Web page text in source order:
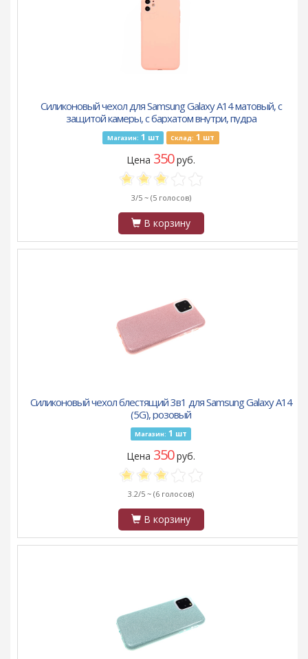
Силиконовый чехол для Samsung Galaxy A14 матовый, с
защитой камеры, с бархатом внутри, пудра
Магазин: 1 шт Склад: 1 шт
Цена 350руб.
3/5 ~ (5 голосов)
В корзину
Силиконовый чехол блестящий 3в1 для Samsung Galaxy A14
(5G), розовый
Магазин: 1 шт
Цена 350руб.
3.2/5 ~ (6 голосов)
В корзину